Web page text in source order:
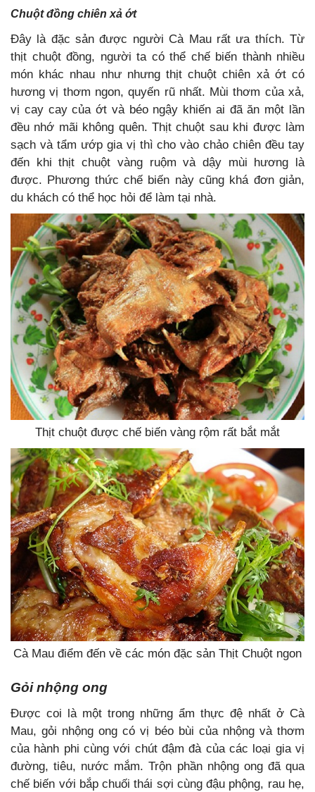
Chuột đồng chiên xả ớt
Đây là đặc sản được người Cà Mau rất ưa thích. Từ
thịt chuột đồng, người ta có thể chế biến thành nhiều
món khác nhau như nhưng thịt chuột chiên xả ớt có
hương vị thơm ngon, quyến rũ nhất. Mùi thơm của xả,
vị cay cay của ớt và béo ngậy khiến ai đã ăn một lần
đều nhớ mãi không quên. Thịt chuột sau khi được làm
sạch và tẩm ướp gia vị thì cho vào chảo chiên đều tay
đến khi thịt chuột vàng ruộm và dậy mùi hương là
được. Phương thức chế biến này cũng khá đơn giản,
du khách có thể học hỏi để làm tại nhà.
Thịt chuột được chế biến vàng rộm rất bắt mắt
Cà Mau điểm đến về các món đặc sản Thịt Chuột ngon
Gỏi nhộng ong
Được coi là một trong những ẩm thực đệ nhất ở Cà
Mau, gỏi nhộng ong có vị béo bùi của nhộng và thơm
của hành phi cùng với chút đậm đà của các loại gia vị
đường, tiêu, nước mắm. Trộn phần nhộng ong đã qua
chế biến với bắp chuối thái sợi cùng đậu phộng, rau hẹ,